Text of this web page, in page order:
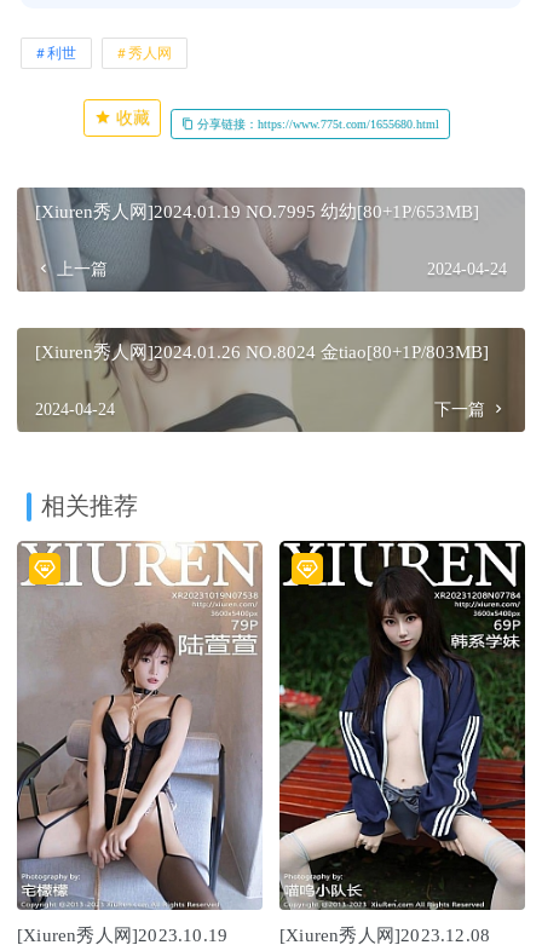
利世 秀人网
收藏 分享链接：https://www.775t.com/1655680.html
[Xiuren秀人网]2024.01.19 NO.7995 幼幼[80+1P/653MB]
上一篇 2024-04-24
[Xiuren秀人网]2024.01.26 NO.8024 金tiao[80+1P/803MB]
2024-04-24 下一篇
相关推荐
[Xiuren秀人网]2023.10.19
[Xiuren秀人网]2023.12.08